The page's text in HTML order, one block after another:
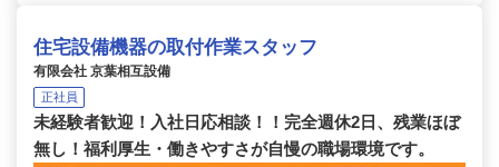
住宅設備機器の取付作業スタッフ
有限会社 京葉相互設備
正社員
未経験者歓迎！入社日応相談！！完全週休2日、残業ほぼ
無し！福利厚生・働きやすさが自慢の職場環境です。